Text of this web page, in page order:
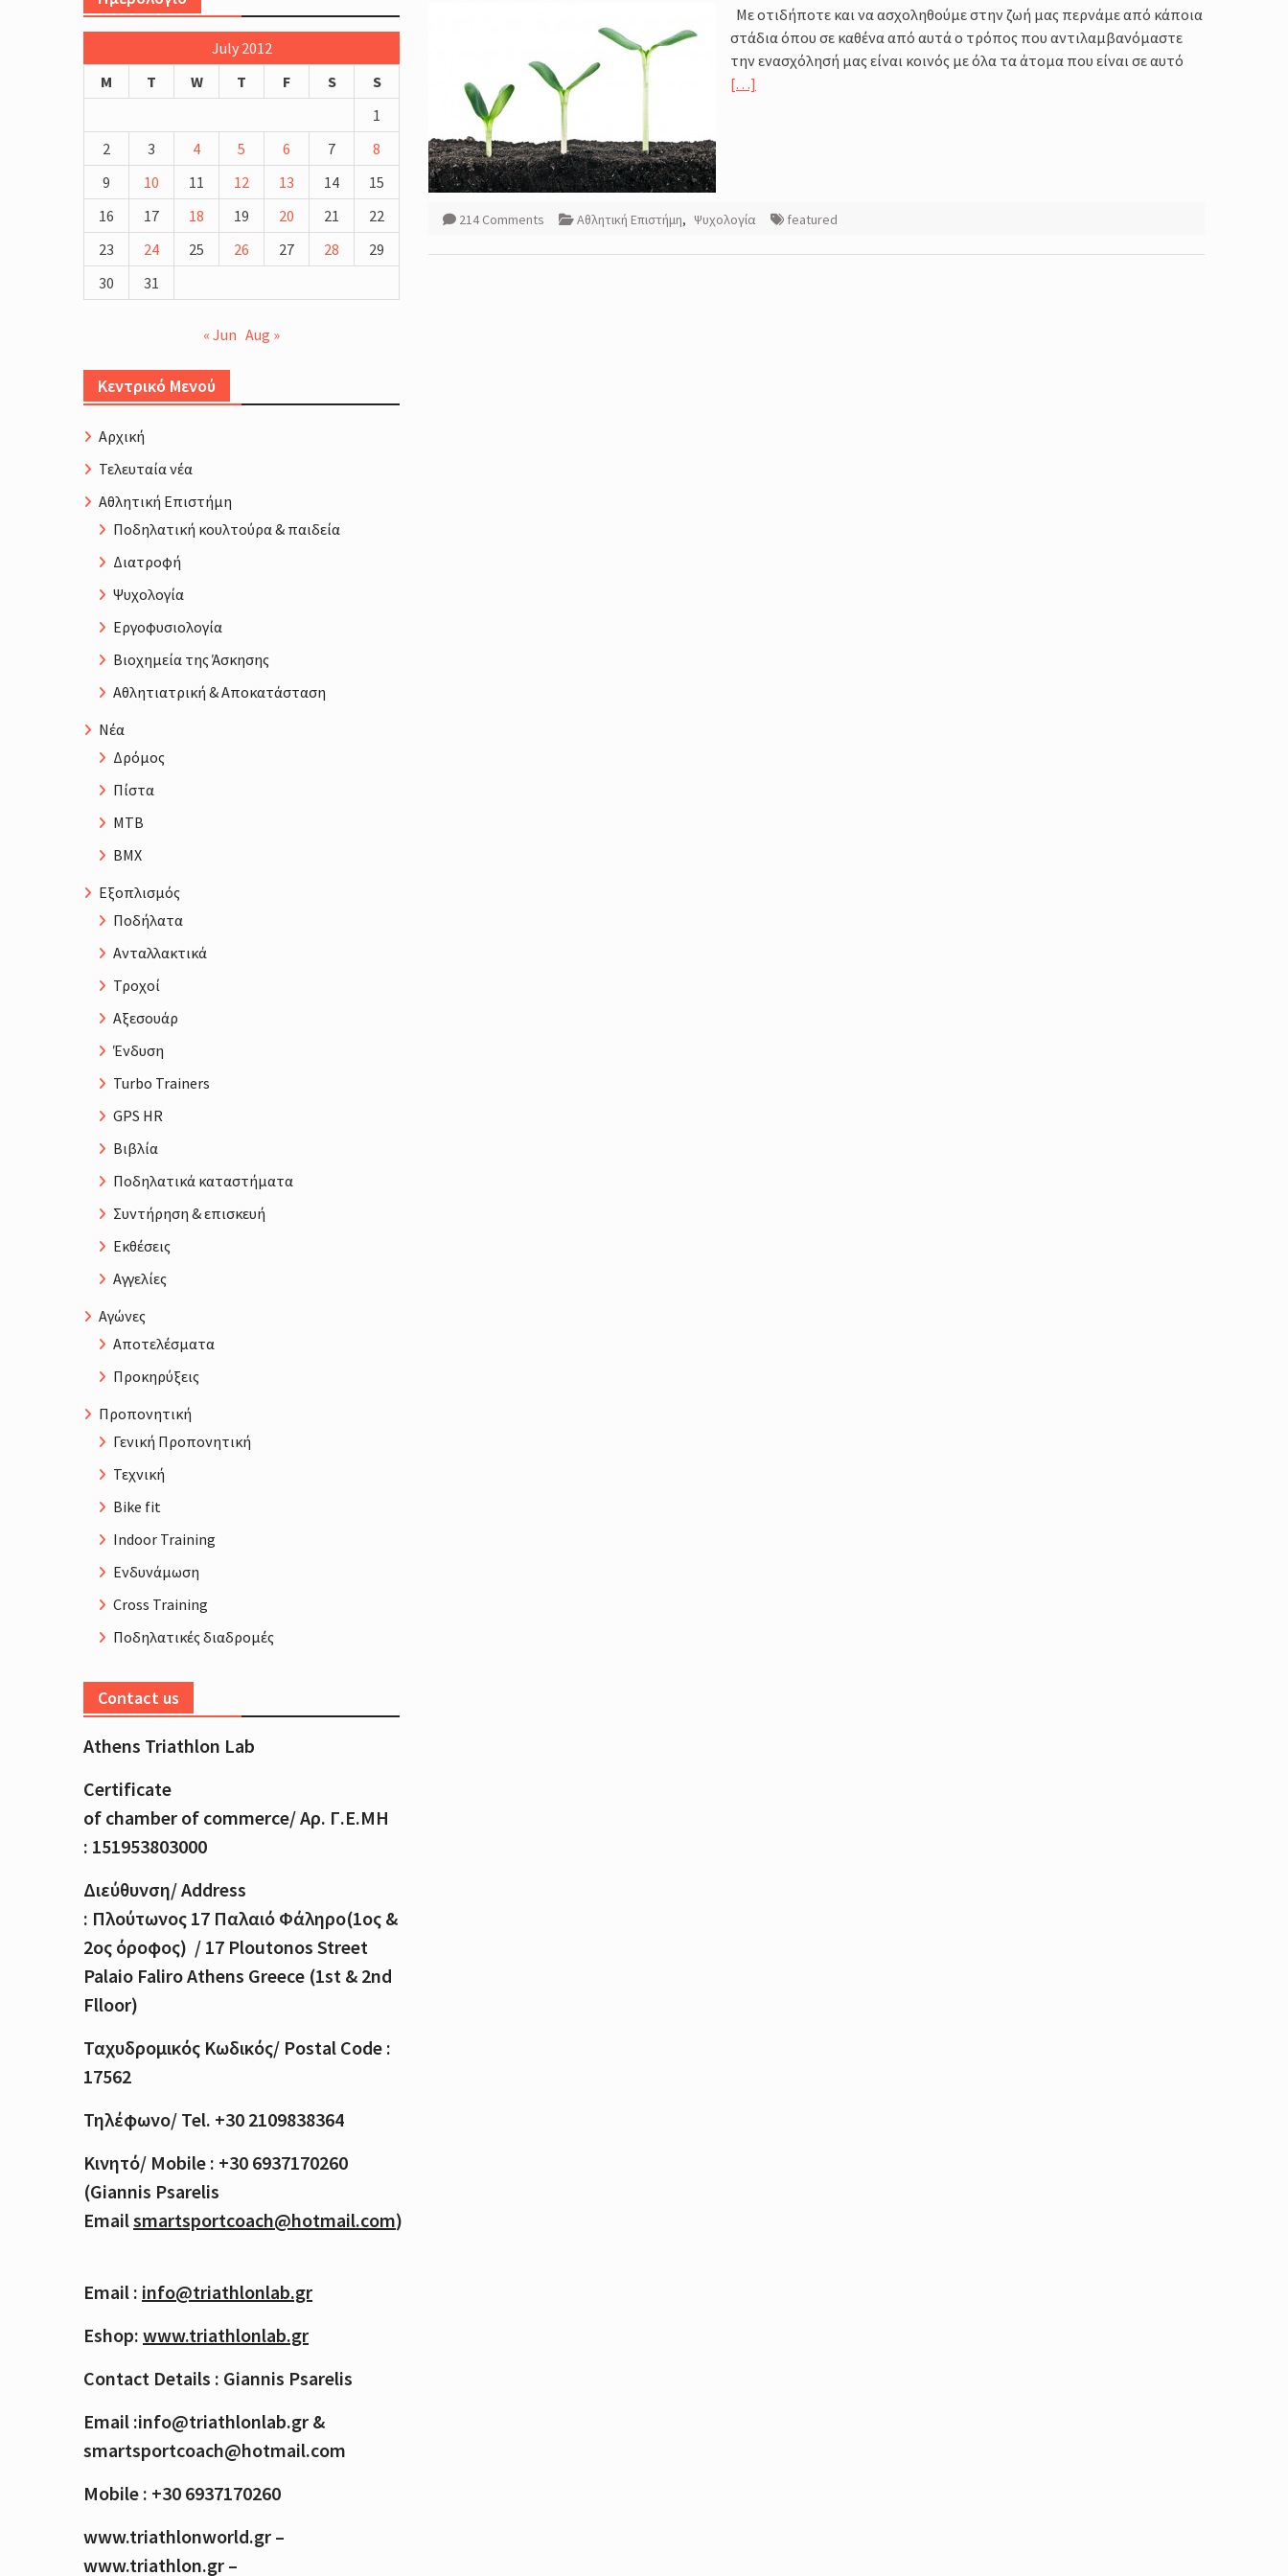
(Βάρκιζα, Βουλιαγμένη, Ανάβυσσος,
Μέθοδοι καθορισμού της έντασης της
προπόνησης : Φυσιολογικά και
Πρακτικά Ζητήματα
Προπόνηση Τριάθλου :
Περιοδικότητα
Προπόνηση Δύναμης για αθλητές
Τριάθλου
Με οτιδήποτε και να ασχοληθούμε στην ζωή μας περνάμε από κάποια
στάδια όπου σε καθένα από αυτά ο τρόπος που αντιλαμβανόμαστε
την ενασχόλησή μας είναι κοινός με όλα τα άτομα που είναι σε αυτό
[…]
214 Comments Αθλητική Επιστήμη, Ψυχολογία featured
July 2012
M
T W T F S
S
1
2
3 4 5 6 7
8
9
10 11 12 13 14
15
16
17 18 19 20 21
22
23
24 25 26 27 28
29
30
31
« Jun Aug »
Κεντρικό Μενού
Αρχική
Τελευταία νέα
Αθλητική Επιστήμη
Ποδηλατική κουλτούρα & παιδεία
Διατροφή
Ψυχολογία
Εργοφυσιολογία
Βιοχημεία της Άσκησης
Αθλητιατρική & Αποκατάσταση
Νέα
Δρόμος
Πίστα
MTB
BMX
Εξοπλισμός
Ποδήλατα
Ανταλλακτικά
Τροχοί
Αξεσουάρ
Ένδυση
Turbo Trainers
GPS HR
Βιβλία
Ποδηλατικά καταστήματα
Συντήρηση & επισκευή
Εκθέσεις
Αγγελίες
Αγώνες
Αποτελέσματα
Προκηρύξεις
Προπονητική
Γενική Προπονητική
Τεχνική
Bike fit
Indoor Training
Ενδυνάμωση
Cross Training
Ποδηλατικές διαδρομές
Contact us
Athens Triathlon Lab
Certificate
of chamber of commerce/Αρ. Γ.Ε.ΜΗ
: 151953803000
Διεύθυνση/ Address
: Πλούτωνος 17 Παλαιό Φάληρο(1ος &
2ος όροφος) / 17 Ploutonos Street
Palaio Faliro Athens Greece (1st & 2nd
Flloor)
Ταχυδρομικός Κωδικός/ Postal Code :
17562
Τηλέφωνο/ Tel. +30 2109838364
Κινητό/ Mobile : +30 6937170260
(Giannis Psarelis
Emailsmartsportcoach@hotmail.com)
Email : info@triathlonlab.gr
Eshop: www.triathlonlab.gr
Contact Details : Giannis Psarelis
Email :info@triathlonlab.gr &
smartsportcoach@hotmail.com
Mobile : +30 6937170260
www.triathlonworld.gr –
www.triathlon.gr –